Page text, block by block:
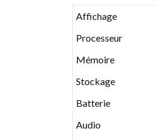
Affichage
Processeur
Mémoire
Stockage
Batterie
Audio